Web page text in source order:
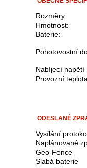
Rozměry:
Hmotnost:
Baterie:
Pohotovostní
Nabíjecí napětí
Provozní
ODESLANÉ
Vysílání
Naplánované
Geo-Fence
Slabá baterie